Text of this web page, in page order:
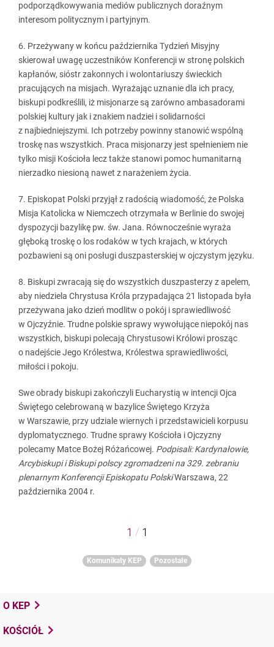
podporządkowywania mediów publicznych doraźnym
interesom politycznym i partyjnym.
6. Przeżywany w końcu października Tydzień Misyjny
skierował uwagę uczestników Konferencji w stronę polskich
kapłanów, sióstr zakonnych i wolontariuszy świeckich
pracujących na misjach. Wyrażając uznanie dla ich pracy,
biskupi podkreślili, iż misjonarze są zarówno ambasadorami
polskiej kultury jak i znakiem nadziei i solidarności
z najbiedniejszymi. Ich potrzeby powinny stanowić wspólną
troskę nas wszystkich. Praca misjonarzy jest spełnieniem nie
tylko misji Kościoła lecz także stanowi pomoc humanitarną
nierzadko niesioną nawet z narażeniem życia.
7. Episkopat Polski przyjął z radością wiadomość, że Polska
Misja Katolicka w Niemczech otrzymała w Berlinie do swojej
dyspozycji bazylikę pw. św. Jana. Równocześnie wyraża
głęboką troskę o los rodaków w tych krajach, w których
pozbawieni są oni posługi duszpasterskiej w ojczystym języku.
8. Biskupi zwracają się do wszystkich duszpasterzy z apelem,
aby niedziela Chrystusa Króla przypadająca 21 listopada była
przeżywana jako dzień modlitw o pokój i sprawiedliwość
w Ojczyźnie. Trudne polskie sprawy wywołujące niepokój nas
wszystkich, biskupi polecają Chrystusowi Królowi prosząc
o nadejście Jego Królestwa, Królestwa sprawiedliwości,
miłości i pokoju.
Swe obrady biskupi zakończyli Eucharystią w intencji Ojca
Świętego celebrowaną w bazylice Świętego Krzyża
w Warszawie, przy udziale wiernych i przedstawicieli korpusu
dyplomatycznego. Trudne sprawy Kościoła i Ojczyzny
polecamy Matce Bożej Różańcowej. Podpisali: Kardynałowie,
Arcybiskupi i Biskupi polscy zgromadzeni na 329. zebraniu
plenarnym Konferencji Episkopatu PolskiWarszawa, 22
października 2004 r.
1 / 1
Komunikaty KEP Pozostałe
O KEP
KOŚCIÓŁ